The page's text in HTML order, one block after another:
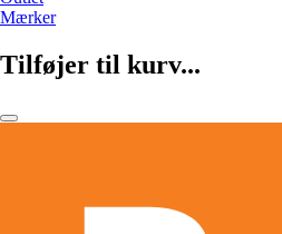
Mærker
Tilføjer til kurv...